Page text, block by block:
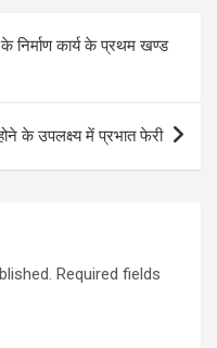
निर्माण कार्य के प्रथम खण्ड
के उपलक्ष्य में प्रभात फेरी
Required fields